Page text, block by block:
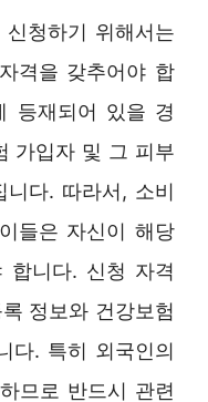
청하기 위해서는
격을 갖추어야 합
등재되어 있을 경
가입자 및 그 피부
다. 따라서, 소비
들은 자신이 해당
합니다. 신청 자격
정보와 건강보험
다. 특히 외국인의
므로 반드시 관련